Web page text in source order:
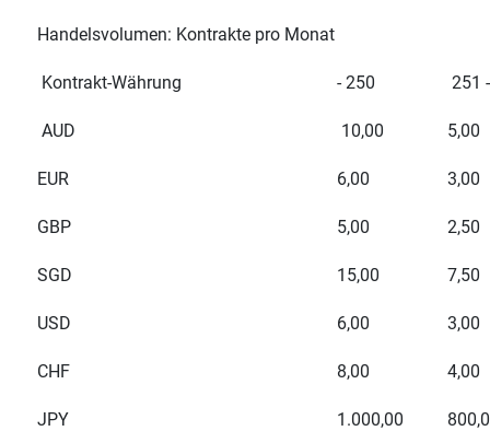
Handelsvolumen: Kontrakte pro Monat
Kontrakt-Währung - 250 251
AUD 10,00 5,00
EUR 6,00 3,00
GBP 5,00 2,50
SGD 15,00 7,50
USD 6,00 3,00
CHF 8,00 4,00
JPY 1.000,00